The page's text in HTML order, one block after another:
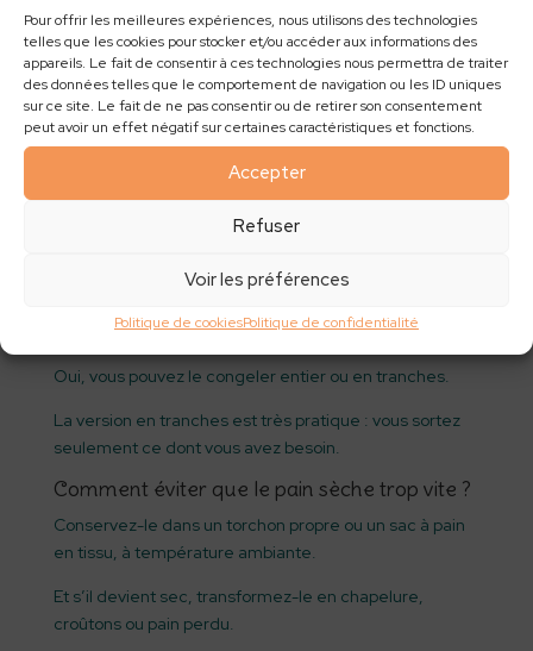
Pour offrir les meilleures expériences, nous utilisons des technologies
telles que les cookies pour stocker et/ou accéder aux informations des
appareils. Le fait de consentir à ces technologies nous permettra de traiter
des données telles que le comportement de navigation ou les ID uniques
sur ce site. Le fait de ne pas consentir ou de retirer son consentement
peut avoir un effet négatif sur certaines caractéristiques et fonctions.
Accepter
Refuser
Voir les préférences
Politique de cookiesPolitique de confidentialité
la pâte était trop sèche.
Essayez de laisser lever la pâte dans un endroit tiède,
à l’abri des courants d’air.
Pourquoi la pâte est-elle collante ?
C’est normal.
avec une pâte assez hydratée. Elle n’a pas besoin
Oui, vous pouvez le congeler entier ou en tranches.
La version en tranches est très pratique : vous sortez
seulement ce dont vous avez besoin.
Comment éviter que le pain sèche trop vite ?
Conservez-le dans un torchon propre ou un sac à pain
en tissu, à température ambiante.
Et s’il devient sec, transformez-le en chapelure,
croûtons ou pain perdu.